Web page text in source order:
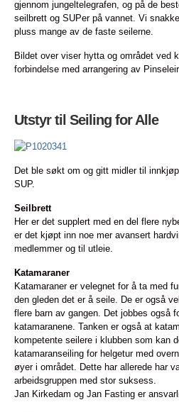
gjennom jungeltelegrafen, og på de
seilbrett og SUPer på vannet. Vi
pluss mange av de faste seilerne.
Bildet over viser hytta og området ved
forbindelse med arrangering av
Utstyr til Seiling for Alle
Det ble søkt om og gitt midler til
SUP.
Seilbrett
Her er det supplert med en del flere
er det kjøpt inn noe mer avansert
medlemmer og til utleie.
Katamaraner
Katamaraner er velegnet for å ta med
den gleden det er å seile. De er også
flere barn av gangen. Det jobbes også
katamaranene. Tanken er også at
kompetente seilere i klubben som kan
katamaranseiling for helgetur med
øyer i området. Dette har allerede har
arbeidsgruppen med stor suksess.
Jan Kirkedam og Jan Fasting er